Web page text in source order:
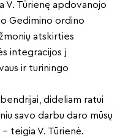
V. Tūrienę apdovanojo
Gedimino ordino
atskirties
integracijos į
ir turiningo
dideliam ratui
savo darbu daro mūsų
teigia V. Tūrienė.